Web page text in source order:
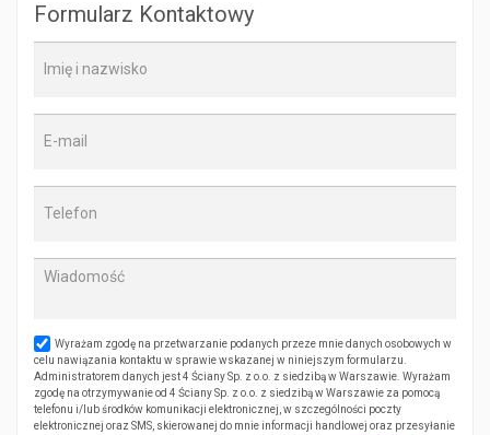
Formularz Kontaktowy
Wyrażam zgodę na przetwarzanie podanych przeze mnie danych osobowych w
celu nawiązania kontaktu w sprawie wskazanej w niniejszym formularzu.
Administratorem danych jest 4 Ściany Sp. z o.o. z siedzibą w Warszawie. Wyrażam
zgodę na otrzymywanie od 4 Ściany Sp. z o.o. z siedzibą w Warszawie za pomocą
telefonu i/lub środków komunikacji elektronicznej, w szczególności poczty
elektronicznej oraz SMS, skierowanej do mnie informacji handlowej oraz przesyłanie